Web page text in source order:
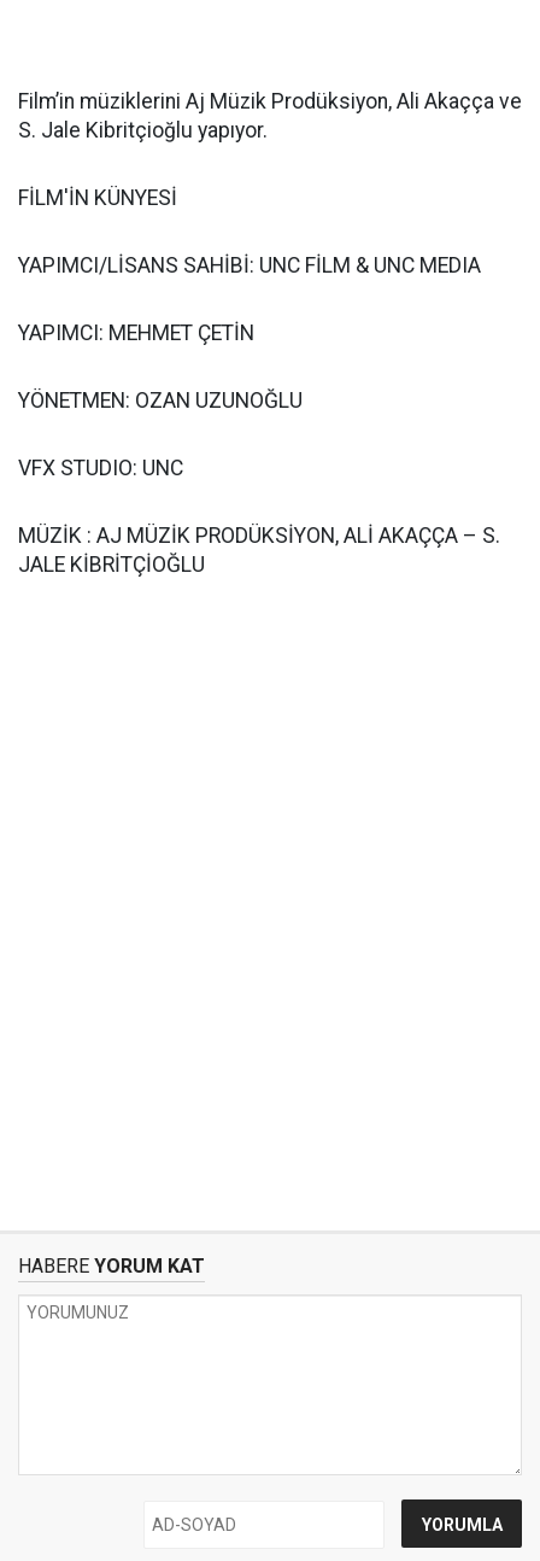
Film’in müziklerini Aj Müzik Prodüksiyon, Ali Akaçça ve
S. Jale Kibritçioğlu yapıyor.
FİLM'İN KÜNYESİ
YAPIMCI/LİSANS SAHİBİ: UNC FİLM & UNC MEDIA
YAPIMCI: MEHMET ÇETİN
YÖNETMEN: OZAN UZUNOĞLU
VFX STUDIO: UNC
MÜZİK : AJ MÜZİK PRODÜKSİYON, ALİ AKAÇÇA – S.
JALE KİBRİTÇİOĞLU
HABERE YORUM KAT